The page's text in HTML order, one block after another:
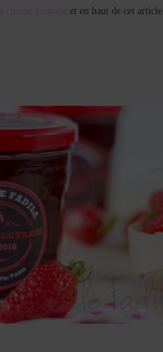
et en haut de cet article.